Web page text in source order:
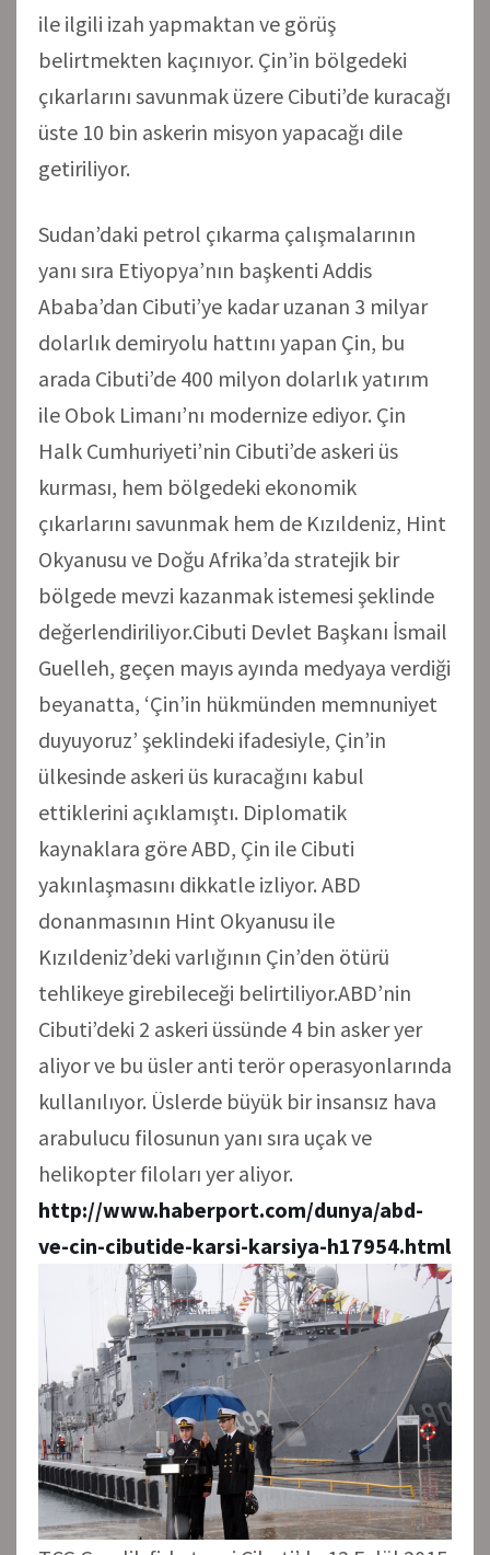
ile ilgili izah yapmaktan ve görüş
belirtmekten kaçınıyor. Çin’in bölgedeki
çıkarlarını savunmak üzere Cibuti’de kuracağı
üste 10 bin askerin misyon yapacağı dile
getiriliyor.
Sudan’daki petrol çıkarma çalışmalarının
yanı sıra Etiyopya’nın başkenti Addis
Ababa’dan Cibuti’ye kadar uzanan 3 milyar
dolarlık demiryolu hattını yapan Çin, bu
arada Cibuti’de 400 milyon dolarlık yatırım
ile Obok Limanı’nı modernize ediyor. Çin
Halk Cumhuriyeti’nin Cibuti’de askeri üs
kurması, hem bölgedeki ekonomik
çıkarlarını savunmak hem de Kızıldeniz, Hint
Okyanusu ve Doğu Afrika’da stratejik bir
bölgede mevzi kazanmak istemesi şeklinde
değerlendiriliyor.Cibuti Devlet Başkanı İsmail
Guelleh, geçen mayıs ayında medyaya verdiği
beyanatta, ‘Çin’in hükmünden memnuniyet
duyuyoruz’ şeklindeki ifadesiyle, Çin’in
ülkesinde askeri üs kuracağını kabul
ettiklerini açıklamıştı. Diplomatik
kaynaklara göre ABD, Çin ile Cibuti
yakınlaşmasını dikkatle izliyor. ABD
donanmasının Hint Okyanusu ile
Kızıldeniz’deki varlığının Çin’den ötürü
tehlikeye girebileceği belirtiliyor.ABD’nin
Cibuti’deki 2 askeri üssünde 4 bin asker yer
aliyor ve bu üsler anti terör operasyonlarında
kullanılıyor. Üslerde büyük bir insansız hava
arabulucu filosunun yanı sıra uçak ve
helikopter filoları yer aliyor.
http://www.haberport.com/dunya/abd-
ve-cin-cibutide-karsi-karsiya-h17954.html